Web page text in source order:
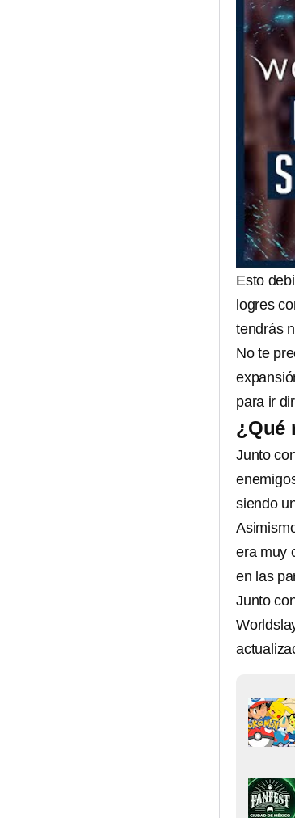
Esto
logres
tendrás
No te
para ir
¿Qué
Junto
siendo
era muy
en las
Junto